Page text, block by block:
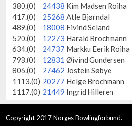
380.(0)
24438 Kim Madsen Roiha
417.(0)
25268 Atle Bjørndal
489.(0)
18008 Eivind Seland
520.(0)
12273 Harald Brochmann
634.(0)
24737 Markku Eerik Roiha
798.(0)
12831 Øivind Gundersen
806.(0)
27462 Jostein Søbye
1113.(0) 20277 Helge Brochmann
1117.(0) 21449 Ingrid Hilleren
Copyright 2017 Norges Bowlingforbund.